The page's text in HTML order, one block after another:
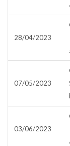
28/04/2023
07/05/2023
03/06/2023